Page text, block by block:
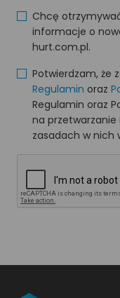
Chcę
informacje o
hurt.com.pl.
Potwierdzam, że
Regulamin oraz
Regulamin oraz
na
zasadach w nich